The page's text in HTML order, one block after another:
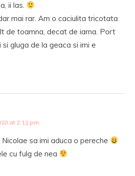
ii las.
mai rar. Am o caciulita tricotata
de toamna, decat de iarna. Port
gluga de la geaca si imi e
at 2:11 pm
sa imi aduca o pereche
cu fulg de nea